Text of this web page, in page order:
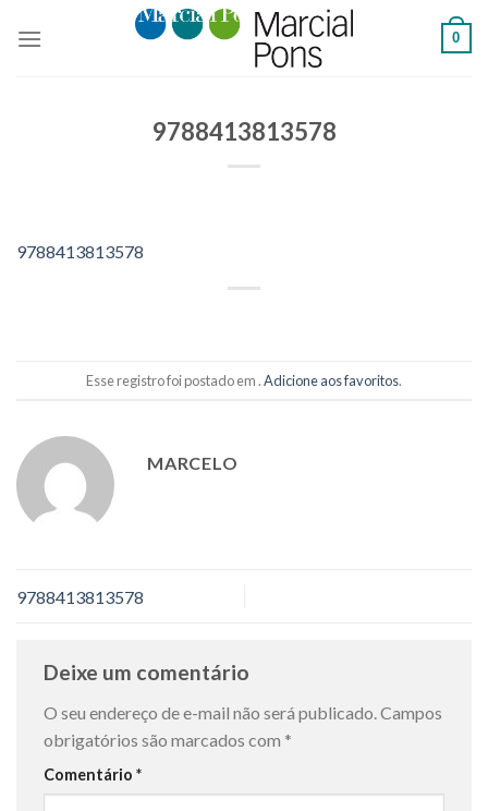
0
9788413813578
9788413813578
Esse registro foi postado em .Adicione aos favoritos.
MARCELO
9788413813578
Deixe um comentário
O seu endereço de e-mail não será publicado.Campos
obrigatórios são marcados com *
Comentário *